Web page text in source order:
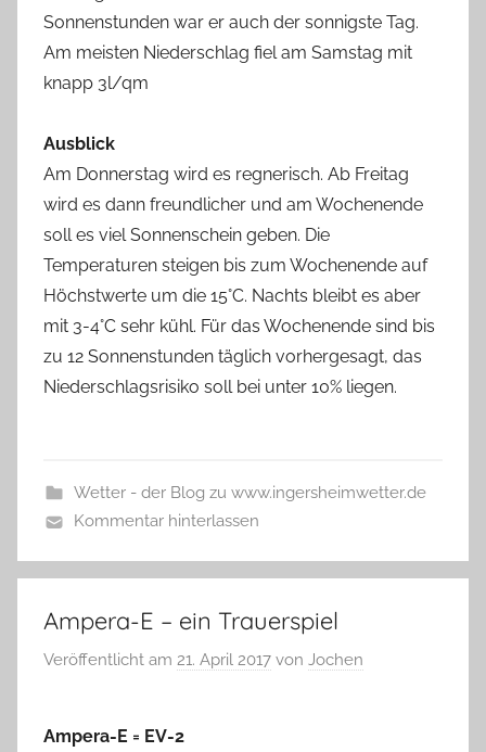
Sonnenstunden war er auch der sonnigste Tag.
Am meisten Niederschlag fiel am Samstag mit
knapp 3l/qm
Ausblick
Am Donnerstag wird es regnerisch. Ab Freitag
wird es dann freundlicher und am Wochenende
soll es viel Sonnenschein geben. Die
Temperaturen steigen bis zum Wochenende auf
Höchstwerte um die 15°C. Nachts bleibt es aber
mit 3-4°C sehr kühl. Für das Wochenende sind bis
zu 12 Sonnenstunden täglich vorhergesagt, das
Niederschlagsrisiko soll bei unter 10% liegen.
Wetter - der Blog zu www.ingersheimwetter.de
Kommentar hinterlassen
Ampera-E – ein Trauerspiel
Veröffentlicht am 21. April 2017 von Jochen
Ampera-E = EV-2